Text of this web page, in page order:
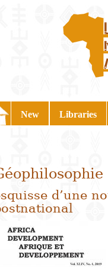
New Libraries
d’une